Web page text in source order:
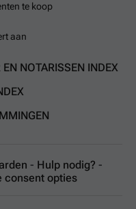
te koop
aan
NOTARISSEN INDEX
- Hulp nodig? -
consent opties